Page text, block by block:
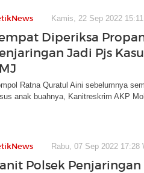
Kamis, 22 Sep 2022
Diperiksa
Jadi Pjs
Ratna Quratul Aini sebelumnya
anak buahnya, Kanitreskrim AKP
Rabu, 07 Sep 2022 17:28
Polsek